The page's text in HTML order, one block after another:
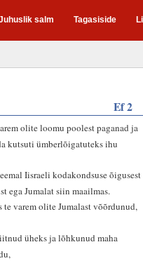
salm Tagasiside
Ef 2
olite loomu poolest paganad ja
kutsuti ümberlõigatuteks ihu
Iisraeli kodakondsuse õigusest
ega Jumalat siin maailmas.
te varem olite Jumalast võõrdunud,
üheks ja lõhkunud maha